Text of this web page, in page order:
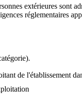
extérieures sont
réglementaires
de l'établissement